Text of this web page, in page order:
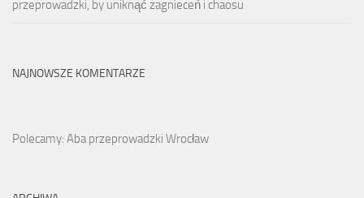
przeprowadzki, by uniknąć zagnieceń i chaosu
NAJNOWSZE KOMENTARZE
Polecamy: Aba przeprowadzki Wrocław